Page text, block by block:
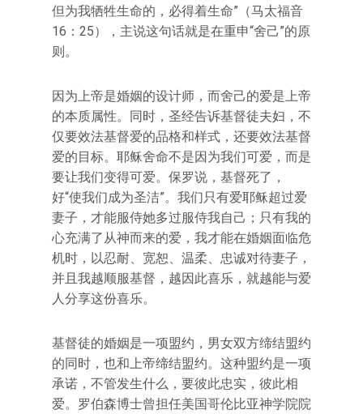
但为我牺牲生命的，必得着生命”（马太福音
16：25），主说这句话就是在重申“舍己”的原
则。
因为上帝是婚姻的设计师，而舍己的爱是上帝
的本质属性。同时，圣经告诉基督徒夫妇，不
仅要效法基督爱的品格和样式，还要效法基督
爱的目标。耶稣舍命不是因为我们可爱，而是
要让我们变得可爱。保罗说，基督死了，
好“使我们成为圣洁”。我们只有爱耶稣超过爱
妻子，才能服侍她多过服侍我自己；只有我的
心充满了从神而来的爱，我才能在婚姻面临危
机时，以忍耐、宽恕、温柔、忠诚对待妻子，
并且我越顺服基督，越因此喜乐，就越能与爱
人分享这份喜乐。
基督徒的婚姻是一项盟约，男女双方缔结盟约
的同时，也和上帝缔结盟约。这种盟约是一项
承诺，不管发生什么，要彼此忠实，彼此相
爱。罗伯森博士曾担任美国哥伦比亚神学院院